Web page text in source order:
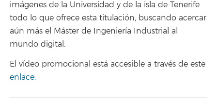
imágenes de la Universidad y de la isla de Tenerife
todo lo que ofrece esta titulación, buscando acercar
aún más el Máster de Ingeniería Industrial al
mundo digital.
El vídeo promocional está accesible a través de este
enlace.